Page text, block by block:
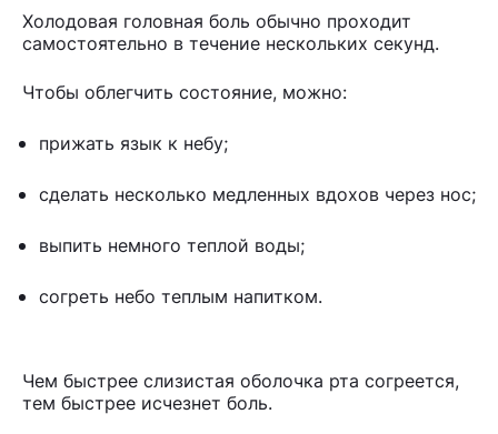
Холодовая головная боль обычно проходит
самостоятельно в течение нескольких секунд.
Чтобы облегчить состояние, можно:
прижать язык к небу;
сделать несколько медленных вдохов через нос;
выпить немного теплой воды;
согреть небо теплым напитком.
Чем быстрее слизистая оболочка рта согреется,
тем быстрее исчезнет боль.